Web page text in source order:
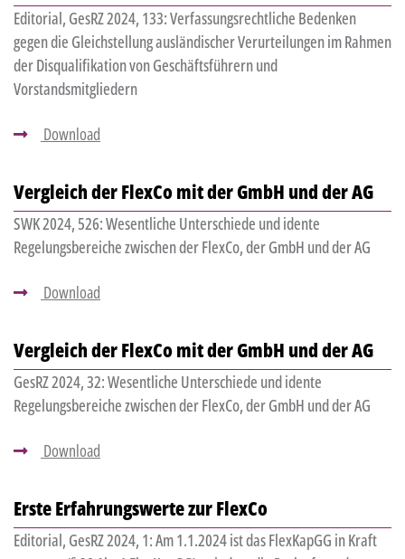
Editorial, GesRZ 2024, 133: Verfassungsrechtliche Bedenken
gegen die Gleichstellung ausländischer Verurteilungen im Rahmen
der Disqualifikation von Geschäftsführern und
Vorstandsmitgliedern
Download
Vergleich der FlexCo mit der GmbH und der AG
SWK 2024, 526: Wesentliche Unterschiede und idente
Regelungsbereiche zwischen der FlexCo, der GmbH und der AG
Download
Vergleich der FlexCo mit der GmbH und der AG
GesRZ 2024, 32: Wesentliche Unterschiede und idente
Regelungsbereiche zwischen der FlexCo, der GmbH und der AG
Download
Erste Erfahrungswerte zur FlexCo
Editorial, GesRZ 2024, 1: Am 1.1.2024 ist das FlexKapGG in Kraft